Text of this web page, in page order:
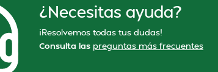
¿Necesitas ayuda?
¡Resolvemos todas tus dudas!
Consulta las preguntas más frecuentes